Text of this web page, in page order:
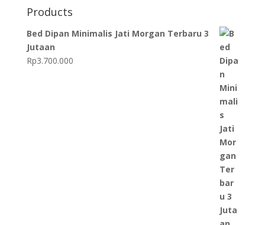
Products
Bed Dipan Minimalis Jati Morgan Terbaru 3
Jutaan
Rp3.700.000